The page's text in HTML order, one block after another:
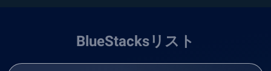
BlueStacksリスト